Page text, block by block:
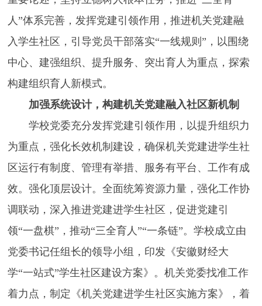
人”体系完善，发挥党建引领作用，推进机关党建融
入学生社区，引导党员干部落实“一线规则”，以围绕
中心、建强组织、提升服务、突出育人为重点，探索
构建组织育人新模式。
加强系统设计，构建机关党建融入社区新机制
学校党委充分发挥党建引领作用，以提升组织力
为重点，强化长效机制建设，确保机关党建进学生社
区运行有制度、管理有举措、服务有平台、工作有成
效。强化顶层设计。全面统筹资源力量，强化工作协
调联动，深入推进党建进学生社区，促进党建引
领“一盘棋”，推动“三全育人”“一条链”。学校成立由
党委书记任组长的领导小组，印发《安徽财经大
学“一站式”学生社区建设方案》。机关党委找准工作
着力点，制定《机关党建进学生社区实施方案》，着